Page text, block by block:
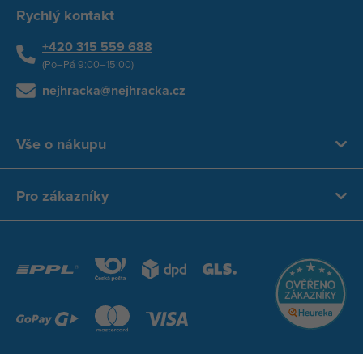
Rychlý kontakt
+420 315 559 688
(Po–Pá 9:00–15:00)
nejhracka@nejhracka.cz
Vše o nákupu
Pro zákazníky